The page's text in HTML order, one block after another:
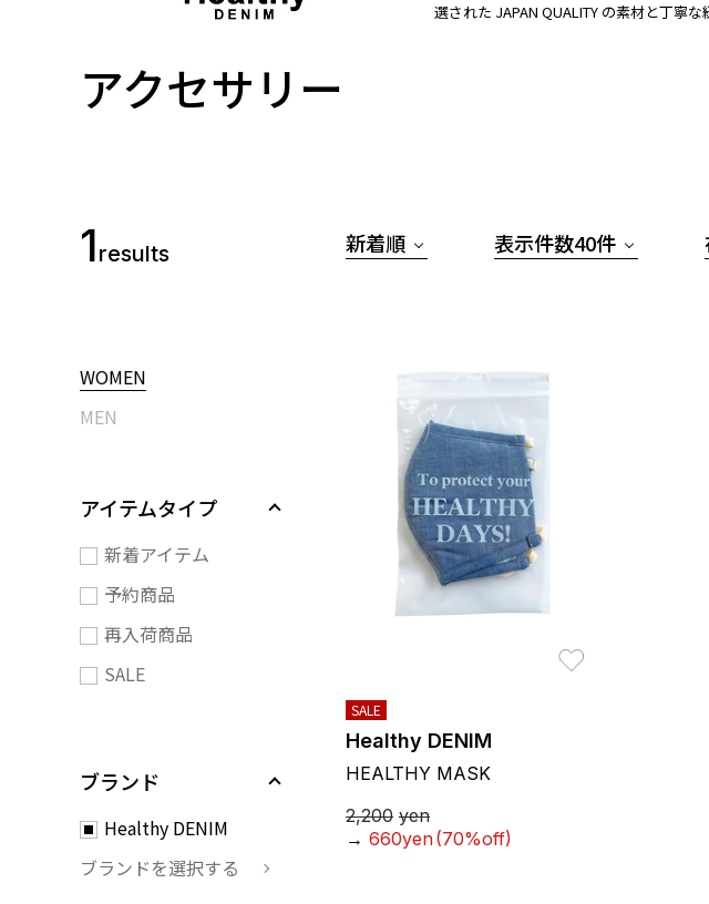
選された JAPAN QUALITY の素材と丁寧
アクセサリー
1results
WOMEN
MEN
アイテムタイプ
新着アイテム
予約商品
再入荷商品
SALE
ブランド
Healthy DENIM
ブランドを選択する
新着順 表示件数40件
SALE
Healthy DENIM
HEALTHY MASK
2,200 yen
→ 660yen(70%off)